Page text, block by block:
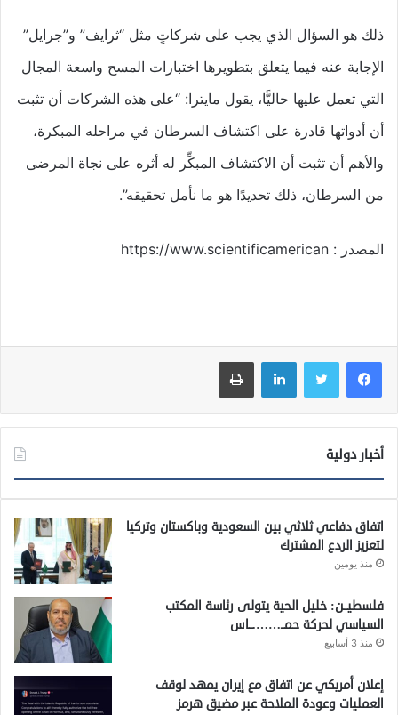
ذلك هو السؤال الذي يجب على شركاتٍ مثل “ثرايف” و”جرايل”
الإجابة عنه فيما يتعلق بتطويرها اختبارات المسح واسعة المجال
التي تعمل عليها حاليًّا، يقول مايترا: “على هذه الشركات أن تثبت
أن أدواتها قادرة على اكتشاف السرطان في مراحله المبكرة،
والأهم أن تثبت أن الاكتشاف المبكِّر له أثره على نجاة المرضى
من السرطان، ذلك تحديدًا هو ما نأمل تحقيقه”.
المصدر : https://www.scientificamerican
فيسبوك تويتر لينكدإن طباعة
أخبار دولية
اتفاق دفاعي ثلاثي بين السعودية وباكستان وتركيا
لتعزيز الردع المشترك
منذ يومين
فلسطيــن: خليل الحية يتولى رئاسة المكتب
السياسي لحركة حمــ…….ــاس
منذ 3 أسابيع
إعلان أمريكي عن اتفاق مع إيران يمهد لوقف
العمليات وعودة الملاحة عبر مضيق هرمز